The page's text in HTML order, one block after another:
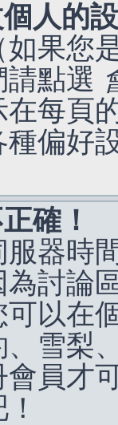
人的
果您
點選
每頁
種偏好
確！
器時
討論
以在
雪梨
員才